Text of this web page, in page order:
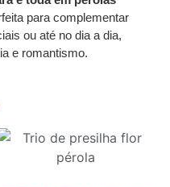
para complementar
ou até no dia a dia,
e romantismo.